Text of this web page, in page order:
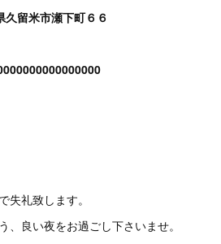
米市瀬下町６６
失礼致します。
、良い夜をお過ごし下さいませ。